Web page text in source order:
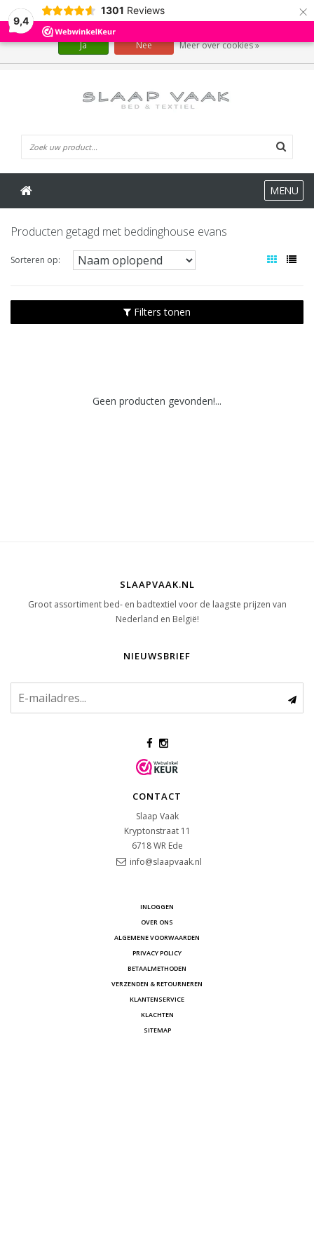
9,4
1301 Reviews ×
MENU
Producten getagd met beddinghouse evans
Sorteren op:
Filters tonen
Geen producten gevonden!...
SLAAPVAAK.NL
Groot assortiment bed- en badtextiel voor de laagste prijzen van
Nederland en België!
NIEUWSBRIEF
CONTACT
Slaap Vaak
Kryptonstraat 11
6718 WR Ede
info@slaapvaak.nl
INLOGGEN
OVER ONS
ALGEMENE VOORWAARDEN
PRIVACY POLICY
BETAALMETHODEN
VERZENDEN & RETOURNEREN
KLANTENSERVICE
KLACHTEN
SITEMAP
Wij slaan cookies op om onze website te verbeteren. Is dat akkoord?
Ja Nee Meer over cookies »